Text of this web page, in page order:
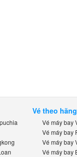
Vé theo hãng
Vé máy bay
Vé máy bay
Vé máy bay
Vé máy bay